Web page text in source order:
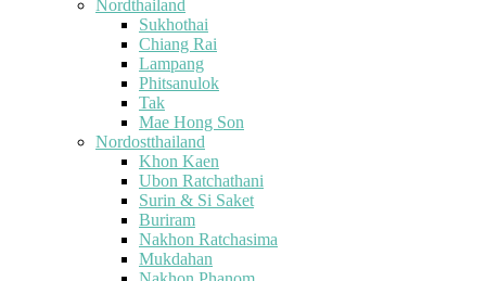
Nordthailand
Sukhothai
Chiang Rai
Lampang
Phitsanulok
Tak
Mae Hong Son
Nordostthailand
Khon Kaen
Ubon Ratchathani
Surin & Si Saket
Buriram
Nakhon Ratchasima
Mukdahan